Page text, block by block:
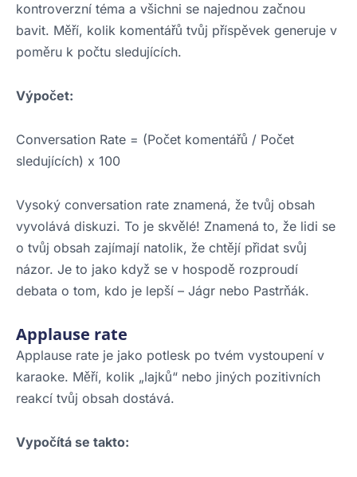
kontroverzní téma a všichni se najednou začnou
bavit. Měří, kolik komentářů tvůj příspěvek generuje v
poměru k počtu sledujících.
Výpočet:
Conversation Rate = (Počet komentářů / Počet
sledujících) x 100
Vysoký conversation rate znamená, že tvůj obsah
vyvolává diskuzi. To je skvělé! Znamená to, že lidi se
o tvůj obsah zajímají natolik, že chtějí přidat svůj
názor. Je to jako když se v hospodě rozproudí
debata o tom, kdo je lepší – Jágr nebo Pastrňák.
Applause rate
Applause rate je jako potlesk po tvém vystoupení v
karaoke. Měří, kolik „lajků“ nebo jiných pozitivních
reakcí tvůj obsah dostává.
Vypočítá se takto: